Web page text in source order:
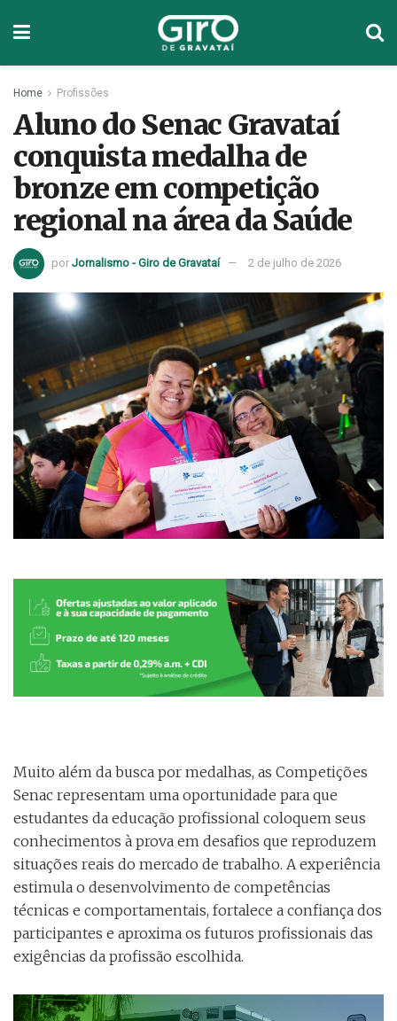
Home Profissões
Aluno do Senac Gravataí
conquista medalha de
bronze em competição
regional na área da Saúde
por Jornalismo - Giro de Gravataí 2 de julho de 2026
Muito além da busca por medalhas, as Competições
Senac representam uma oportunidade para que
estudantes da educação profissional coloquem seus
conhecimentos à prova em desafios que reproduzem
situações reais do mercado de trabalho. A experiência
estimula o desenvolvimento de competências
técnicas e comportamentais, fortalece a confiança dos
participantes e aproxima os futuros profissionais das
exigências da profissão escolhida.